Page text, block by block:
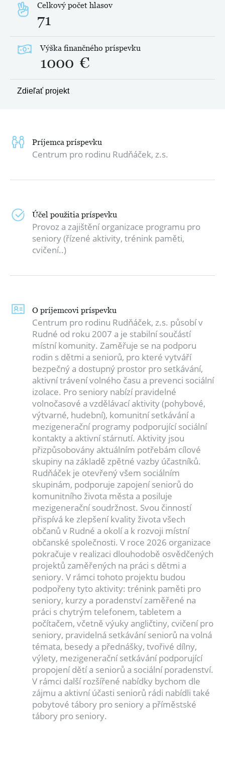
Celkový počet hlasov
71
Výška finančného príspevku
1000 €
Zdieľať projekt
Príjemca príspevku
Centrum pro rodinu Rudňáček, z.s.
Účel použitia príspevku
Provoz a zajištění organizace programu pro
seniory (řízené aktivity, trénink paměti,
cvičení..)
O príjemcovi príspevku
Centrum pro rodinu Rudňáček, z.s. působí v
Rudné od roku 2007 a je stabilní součástí
místní komunity. Zaměřuje se na podporu
rodin s dětmi a seniorů, pro které vytváří
bezpečný a dostupný prostor pro setkávání,
aktivní trávení volného času a prevenci sociální
izolace. Pro seniory nabízí pravidelné
volnočasové a vzdělávací aktivity (pohybové,
výtvarné, hudební), komunitní setkávání a
mezigenerační programy podporující sociální
kontakty a aktivní stárnutí. Aktivity jsou
přizpůsobovány aktuálním potřebám cílové
skupiny na základě zpětné vazby účastníků.
Rudňáček je otevřený všem sociálním
skupinám, podporuje zapojení seniorů do
komunitního života města a posiluje
mezigenerační soudržnost. Svou činností
přispívá ke zlepšení kvality života všech
občanů v Rudné a okolí a k rozvoji místní
občanské společnosti. V roce 2026 organizace
pokračuje v realizaci dlouhodobě osvědčených
projektů zaměřených na práci s dětmi a
seniory. V rámci tohoto projektu budou
podpořeny tyto aktivity: trénink paměti pro
seniory, kurzy a poradenství zaměřené na
práci s chytrým telefonem, tabletem a
počítačem, včetně výuky angličtiny, cvičení pro
seniory, pravidelná setkávání seniorů na volná
témata, besedy a přednášky, tvořivé dílny,
výlety, mezigenerační setkávání podporující
propojení dětí a seniorů a sociální poradenství.
V rámci další rozšířené nabídky bychom dle
zájmu a aktivní účasti seniorů rádi nabídli také
pobytové tábory pro seniory a příměstské
tábory pro seniory.